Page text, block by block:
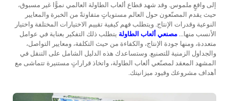
إلى واقعٍ ملموس. وقد شهد قطاع ألعاب الطاولة العالمي نموًّا غير مسبوق،
حيث يقدم المصنّعون حول العالم مستوياتٍ متفاوتةً من الخبرة والمعايير
النوعية وقدرات الإنتاج. ويتطلب فهم كيفية تقييم الاختيارات المختلفة واختيار
الأنسب منها... مصنعي ألعاب الطاولة يتطلب ذلك التفكير بعناية في عوامل
متعددة، ومنها جودة الإنتاج، والكفاءة من حيث التكلفة، ومعايير التواصل،
والجداول الزمنية للتصنيع. وستساعدك هذه الدليل الشامل على التنقل في
المشهد المعقد لمصنّعي ألعاب الطاولة، واتخاذ قراراتٍ مستنيرة تتماشى مع
أهداف مشروعك وقيود ميزانيتك.